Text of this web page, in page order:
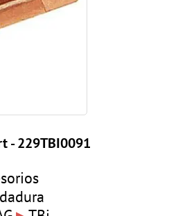
- 229TBI0091